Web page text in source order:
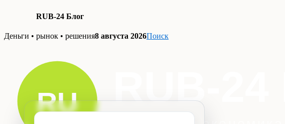
RUB-24 Блог
Skip
Деньги • рынок • решения8 августа 2026Поиск